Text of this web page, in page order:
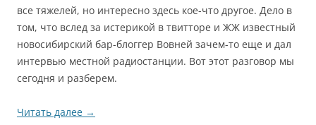
все тяжелей, но интересно здесь кое-что другое. Дело в
том, что вслед за истерикой в твитторе и ЖЖ известный
новосибирский бар-блоггер Вовней зачем-то еще и дал
интервью местной радиостанции. Вот этот разговор мы
сегодня и разберем.
Читать далее →